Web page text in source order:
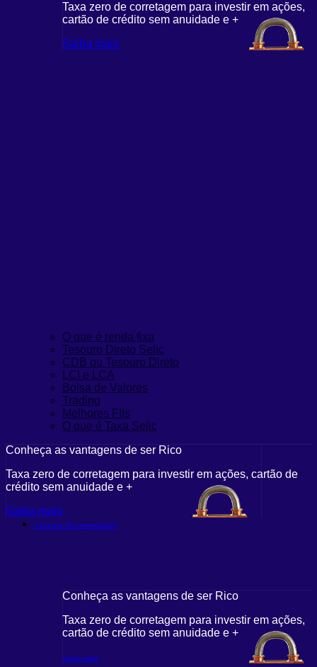
Taxa zero de corretagem para investir em ações,
cartão de crédito sem anuidade e +
Saiba mais
O que é renda fixa
Tesouro Direto Selic
CDB ou Tesouro Direto
LCI e LCA
Bolsa de Valores
Trading
Melhores FIIs
O que é Taxa Selic
Conheça as vantagens de ser Rico
Taxa zero de corretagem para investir em ações, cartão de
crédito sem anuidade e +
Saiba mais
Carteiras Recomendadas
Conheça as vantagens de ser Rico
Taxa zero de corretagem para investir em ações,
cartão de crédito sem anuidade e +
Saiba mais